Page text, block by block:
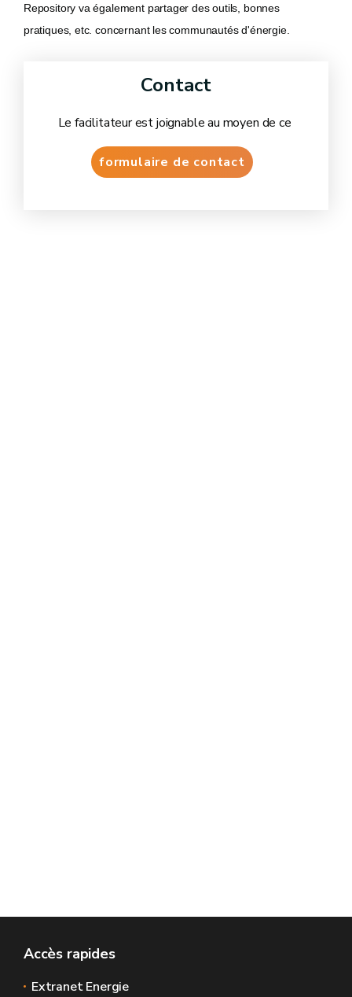
Repository va également partager des outils, bonnes
pratiques, etc. concernant les communautés d'énergie.
Contact
Le facilitateur est joignable au moyen de ce
formulaire de contact
Accès rapides
Extranet Energie